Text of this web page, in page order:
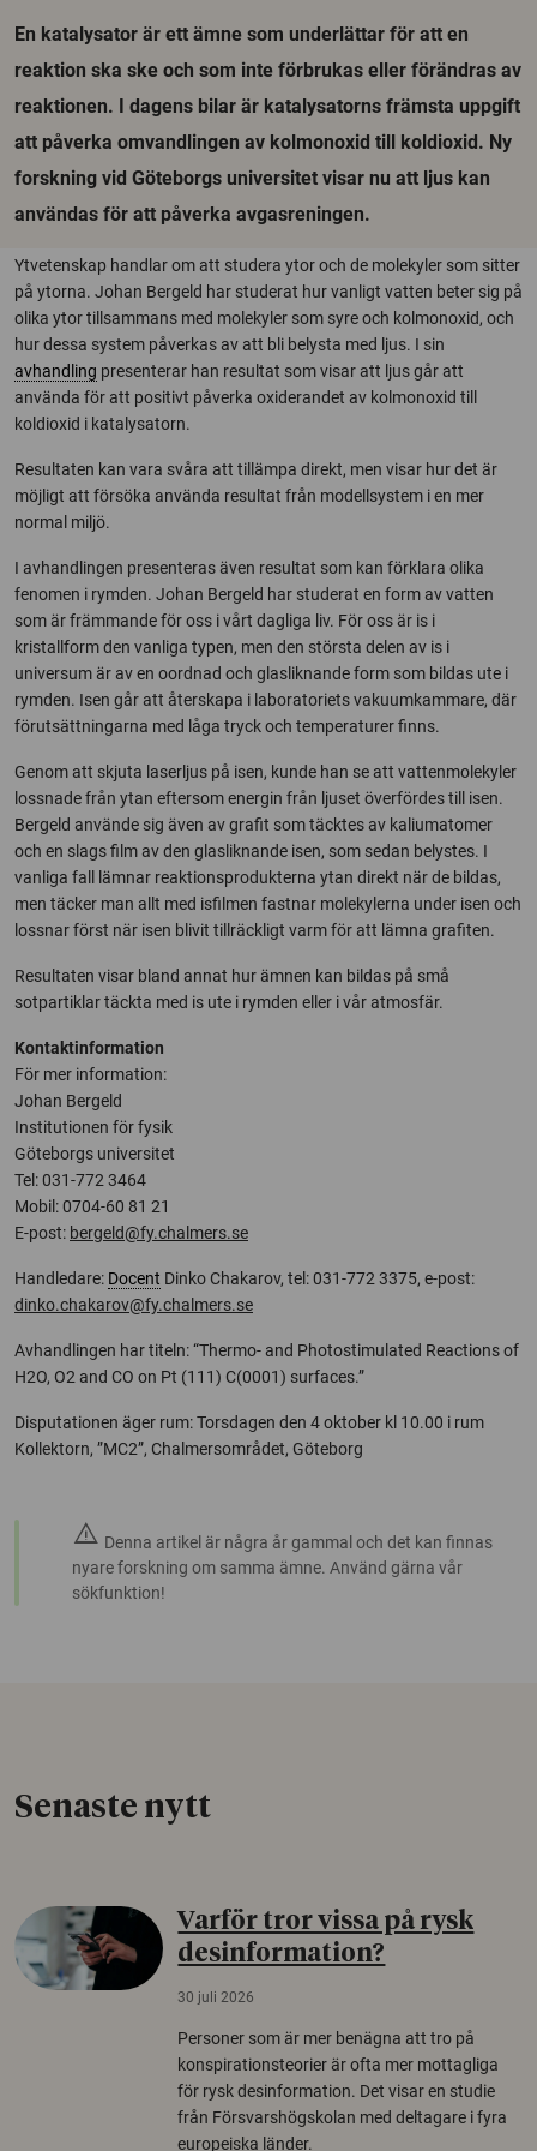
En katalysator är ett ämne som underlättar för att en
reaktion ska ske och som inte förbrukas eller förändras av
reaktionen. I dagens bilar är katalysatorns främsta uppgift
att påverka omvandlingen av kolmonoxid till koldioxid. Ny
forskning vid Göteborgs universitet visar nu att ljus kan
användas för att påverka avgasreningen.
Ytvetenskap handlar om att studera ytor och de molekyler som sitter
på ytorna. Johan Bergeld har studerat hur vanligt vatten beter sig på
olika ytor tillsammans med molekyler som syre och kolmonoxid, och
hur dessa system påverkas av att bli belysta med ljus. I sin
avhandling presenterar han resultat som visar att ljus går att
använda för att positivt påverka oxiderandet av kolmonoxid till
koldioxid i katalysatorn.
Resultaten kan vara svåra att tillämpa direkt, men visar hur det är
möjligt att försöka använda resultat från modellsystem i en mer
normal miljö.
I avhandlingen presenteras även resultat som kan förklara olika
fenomen i rymden. Johan Bergeld har studerat en form av vatten
som är främmande för oss i vårt dagliga liv. För oss är is i
kristallform den vanliga typen, men den största delen av is i
universum är av en oordnad och glasliknande form som bildas ute i
rymden. Isen går att återskapa i laboratoriets vakuumkammare, där
förutsättningarna med låga tryck och temperaturer finns.
Genom att skjuta laserljus på isen, kunde han se att vattenmolekyler
lossnade från ytan eftersom energin från ljuset överfördes till isen.
Bergeld använde sig även av grafit som täcktes av kaliumatomer
och en slags film av den glasliknande isen, som sedan belystes. I
vanliga fall lämnar reaktionsprodukterna ytan direkt när de bildas,
men täcker man allt med isfilmen fastnar molekylerna under isen och
lossnar först när isen blivit tillräckligt varm för att lämna grafiten.
Resultaten visar bland annat hur ämnen kan bildas på små
sotpartiklar täckta med is ute i rymden eller i vår atmosfär.
Kontaktinformation
För mer information:
Johan Bergeld
Institutionen för fysik
Göteborgs universitet
Tel: 031-772 3464
Mobil: 0704-60 81 21
E-post: bergeld@fy.chalmers.se
Handledare: Docent Dinko Chakarov, tel: 031-772 3375, e-post:
dinko.chakarov@fy.chalmers.se
Avhandlingen har titeln: “Thermo- and Photostimulated Reactions of
H2O, O2 and CO on Pt (111) C(0001) surfaces.”
Disputationen äger rum: Torsdagen den 4 oktober kl 10.00 i rum
Kollektorn, ”MC2”, Chalmersområdet, Göteborg
warning Denna artikel är några år gammal och det kan finnas
nyare forskning om samma ämne. Använd gärna vår
sökfunktion!
Senaste nytt
Varför tror vissa på rysk
desinformation?
30 juli 2026
Personer som är mer benägna att tro på
konspirationsteorier är ofta mer mottagliga
för rysk desinformation. Det visar en studie
från Försvarshögskolan med deltagare i fyra
europeiska länder.